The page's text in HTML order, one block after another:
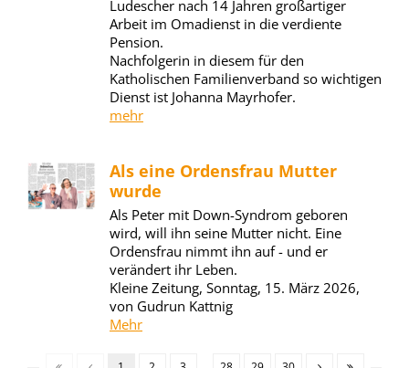
Ludescher nach 14 Jahren großartiger
Arbeit im Omadienst in die verdiente
Pension.
Nachfolgerin in diesem für den
Katholischen Familienverband so wichtigen
Dienst ist Johanna Mayrhofer.
mehr
Als eine Ordensfrau Mutter
wurde
Als Peter mit Down-Syndrom geboren
wird, will ihn seine Mutter nicht. Eine
Ordensfrau nimmt ihn auf - und er
verändert ihr Leben.
Kleine Zeitung, Sonntag, 15. März 2026,
von Gudrun Kattnig
Mehr